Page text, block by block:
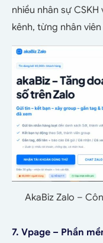
nhiều nhân sự
kênh, từng nhân
AkaBiz Zalo –
7. Vpage – Phần